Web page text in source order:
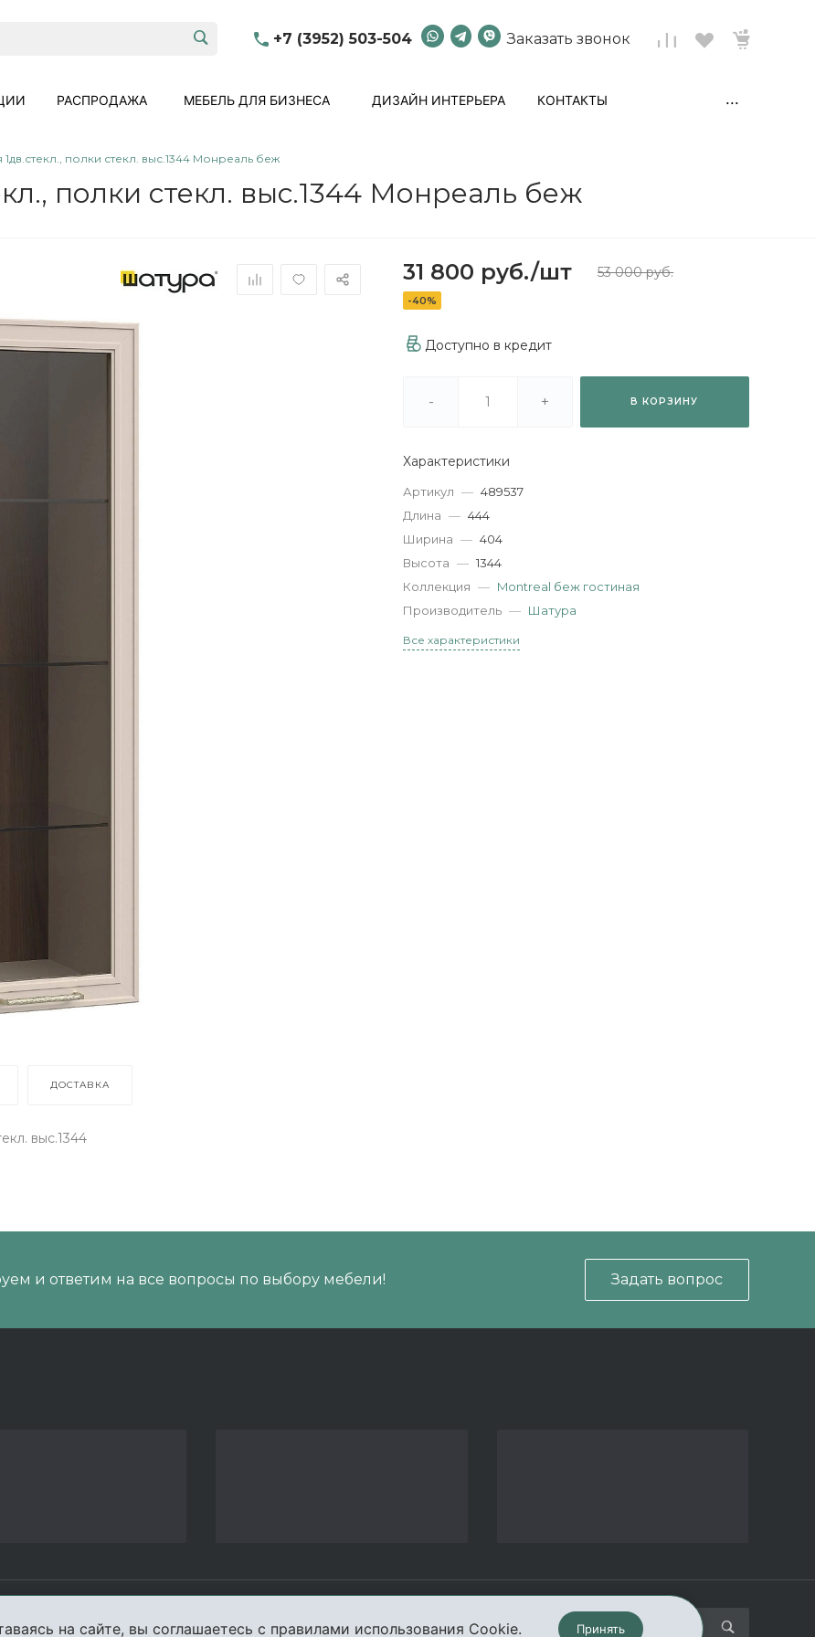
+7 (3952) 503-504 Заказать звонок
РАСПРОДАЖА МЕБЕЛЬ ДЛЯ БИЗНЕСА ДИЗАЙН ИНТЕРЬЕРА КОНТАКТЫ ...
полки стекл. выс.1344 Монреаль беж
полки стекл. выс.1344 Монреаль беж
31 800 руб./шт 53 000 руб.
-40%
Доступно в кредит
- + В КОРЗИНУ
Характеристики
Артикул — 489537
Длина — 444
Ширина — 404
Высота — 1344
Коллекция — Montreal беж гостиная
Производитель — Шатура
Все характеристики
ДОСТАВКА
выс.1344
и ответим на все вопросы по выбору мебели! Задать вопрос
на сайте, вы соглашаетесь с правилами использования Cookie. Принять